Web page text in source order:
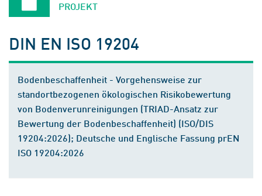
PROJEKT
DIN EN ISO 19204
Bodenbeschaffenheit - Vorgehensweise zur
standortbezogenen ökologischen Risikobewertung
von Bodenverunreinigungen (TRIAD-Ansatz zur
Bewertung der Bodenbeschaffenheit) (ISO/DIS
19204:2026); Deutsche und Englische Fassung prEN
ISO 19204:2026